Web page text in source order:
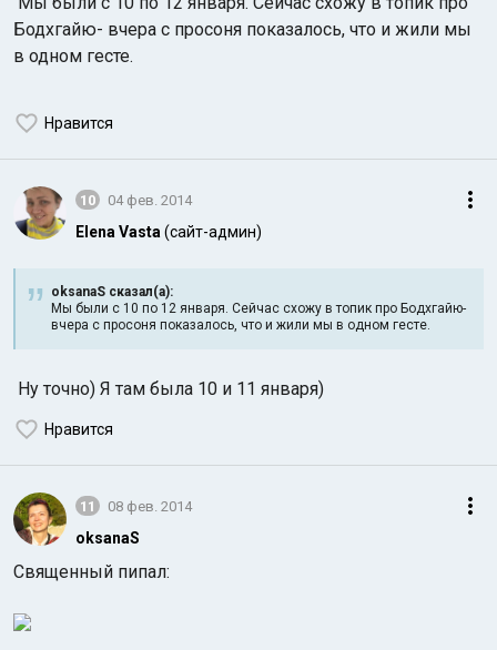
Бодхгайю- вчера с просоня показалось, что и жили мы
в одном гесте.
Нравится
10 04 фев. 2014
Elena Vasta (сайт-админ)
oksanaS сказал(а):
Мы были с 10 по 12 января. Сейчас схожу в топик про Бодхгайю-
вчера с просоня показалось, что и жили мы в одном гесте.
Ну точно) Я там была 10 и 11 января)
Нравится
11 08 фев. 2014
oksanaS
Священный пипал: